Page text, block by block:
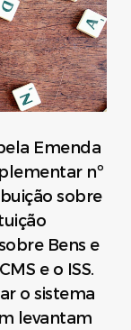
Emenda
nº
sobre
Bens e
e o ISS.
o sistema
levantam